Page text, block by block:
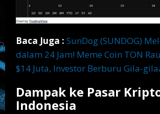
Baca Juga : SunDog (SUNDOG)
dalam 24 Jam! Meme Coin TON
$14 Juta, Investor Berburu Gila-
Dampak ke Pasar
Indonesia